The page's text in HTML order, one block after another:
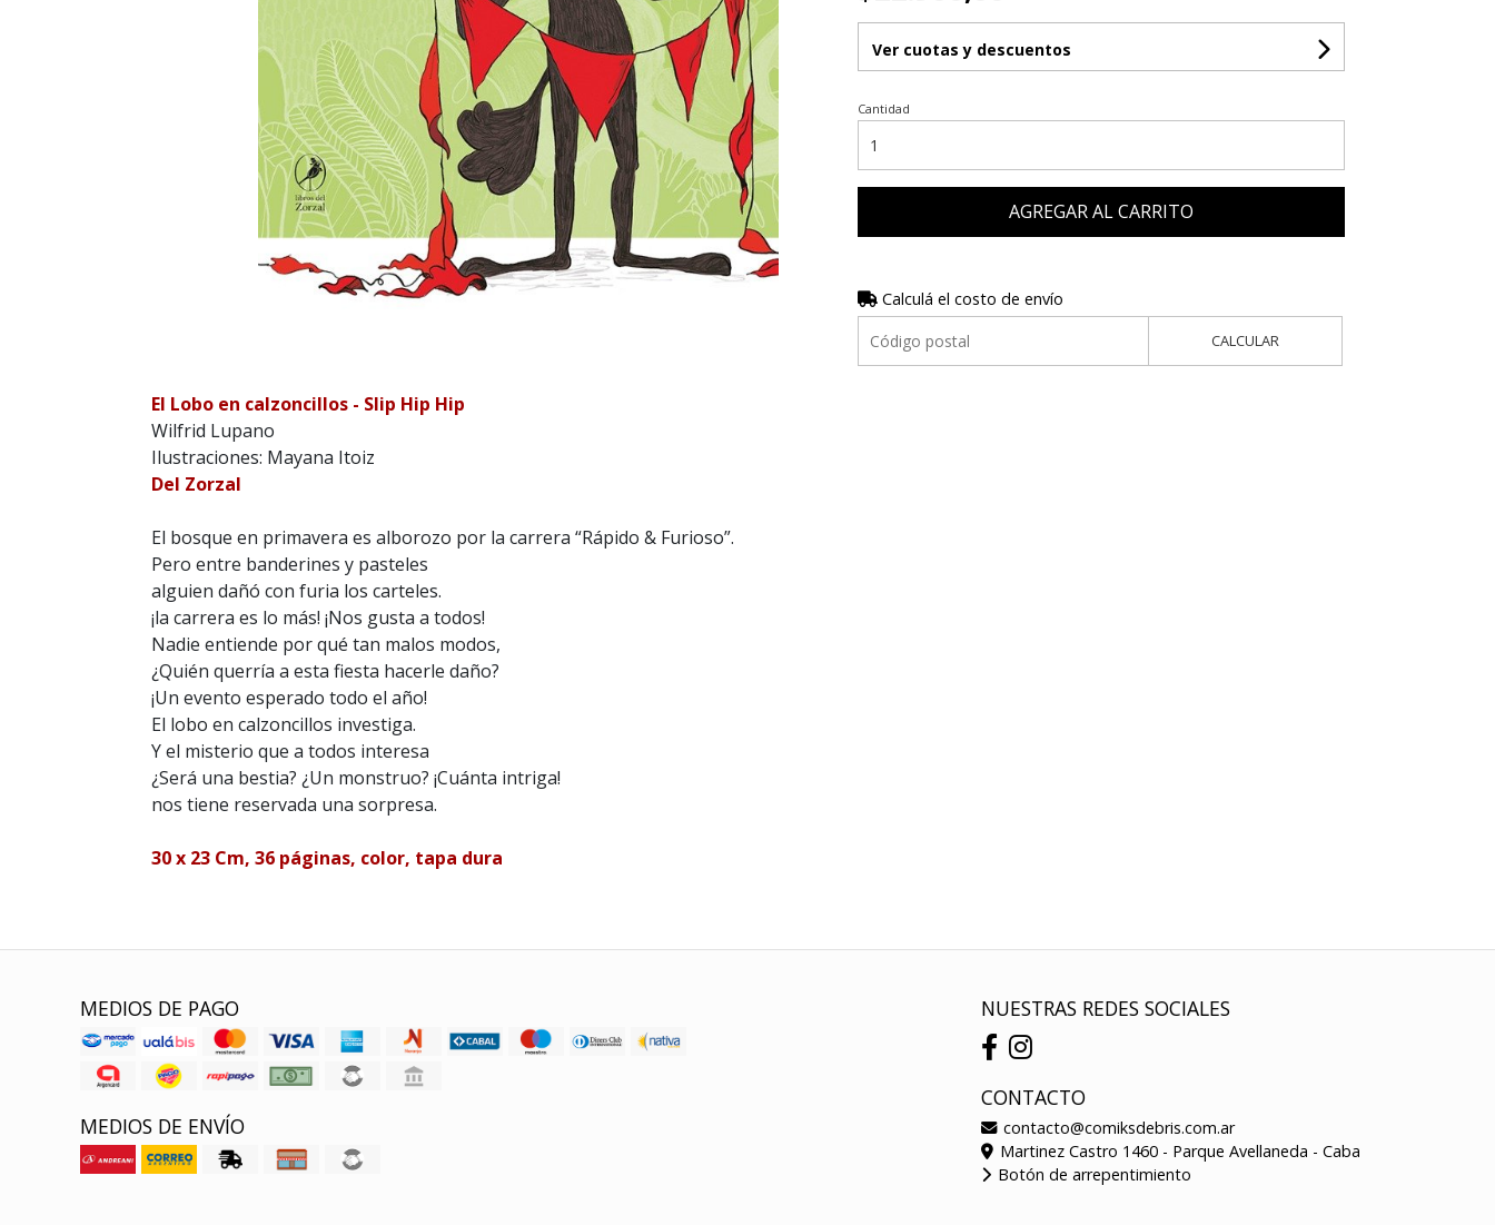
El Lobo en calzoncillos - Slip Hip Hip
Wilfrid Lupano
Ilustraciones: Mayana Itoiz
Del Zorzal
El bosque en primavera es alborozo por la carrera “Rápido & Furioso”.
Pero entre banderines y pasteles
alguien dañó con furia los carteles.
¡la carrera es lo más! ¡Nos gusta a todos!
Nadie entiende por qué tan malos modos,
¿Quién querría a esta fiesta hacerle daño?
¡Un evento esperado todo el año!
El lobo en calzoncillos investiga.
Y el misterio que a todos interesa
¿Será una bestia? ¿Un monstruo? ¡Cuánta intriga!
nos tiene reservada una sorpresa.
30 x 23 Cm, 36 páginas, color, tapa dura
Ver cuotas y descuentos
Cantidad
AGREGAR AL CARRITO
Calculá el costo de envío
CALCULAR
MEDIOS DE PAGO
MEDIOS DE ENVÍO
NUESTRAS REDES SOCIALES
CONTACTO
contacto@comiksdebris.com.ar
Martinez Castro 1460 - Parque Avellaneda - Caba
Botón de arrepentimiento